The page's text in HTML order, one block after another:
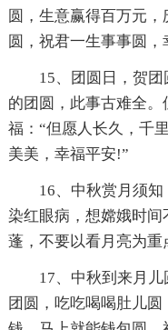
圆，生意赢得百万元
圆，祝君一生事事圆，
15、团圆日，贺
的团圆，此事古难全
福：“但愿人长久，千
美美，幸福平安!”
16、中秋赏月须
染红眼病，想嫦娥时
蓬，不要以看月亮为
17、中秋到来月
团圆，吃吃喝喝肚儿